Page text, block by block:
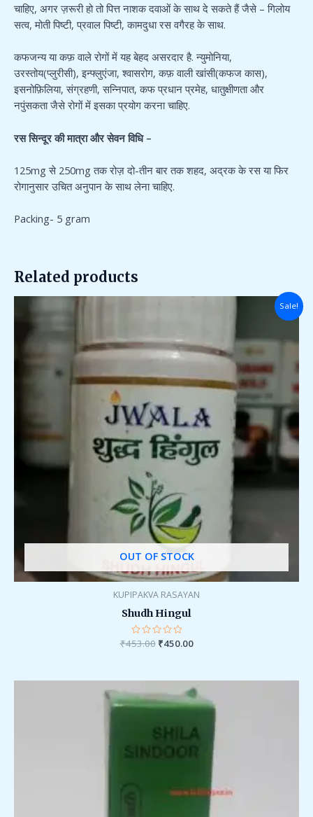
चाहिए, अगर ज़रूरी हो तो पित्त नाशक दवाओं के साथ दे सकते हैं जैसे – गिलोय
सत्व, मोती पिष्टी, प्रवाल पिष्टी, कामदुधा रस वगैरह के साथ.
कफजन्य या कफ़ वाले रोगों में यह बेहद असरदार है. न्युमोनिया,
उरस्तोय(प्लुरीसी), इन्फ्लुएंजा, श्वासरोग, कफ़ वाली खांसी(कफज कास),
इसनोफ़िलिया, संग्रहणी, सन्निपात, कफ प्रधान प्रमेह, धातुक्षीणता और
नपुंसकता जैसे रोगों में इसका प्रयोग करना चाहिए.
रस सिन्दूर की मात्रा और सेवन विधि –
125mg से 250mg तक रोज़ दो-तीन बार तक शहद, अद्रक के रस या फिर
रोगानुसार उचित अनुपान के साथ लेना चाहिए.
Packing- 5 gram
Related products
Sale!
OUT OF STOCK
KUPIPAKVA RASAYAN
Shudh Hingul
Rated
₹453.00
₹453.00.
₹450.00